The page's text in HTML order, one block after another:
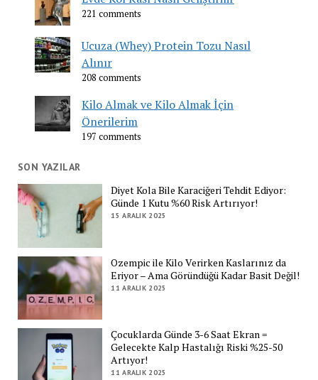
221 comments
Ucuza (Whey) Protein Tozu Nasıl
Alınır
208 comments
Kilo Almak ve Kilo Almak İçin
Önerilerim
197 comments
SON YAZILAR
Diyet Kola Bile Karaciğeri Tehdit Ediyor:
Günde 1 Kutu %60 Risk Artırıyor!
15 ARALIK 2025
Ozempic ile Kilo Verirken Kaslarınız da
Eriyor – Ama Göründüğü Kadar Basit Değil!
11 ARALIK 2025
Çocuklarda Günde 3-6 Saat Ekran =
Gelecekte Kalp Hastalığı Riski %25-50
Artıyor!
11 ARALIK 2025